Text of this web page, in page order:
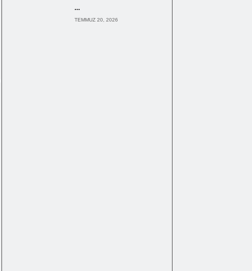
…
TEMMUZ 20, 2026